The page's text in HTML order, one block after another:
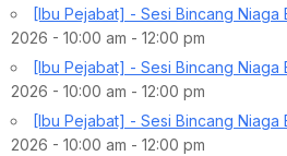
[Ibu Pejabat] - Sesi Bincang Niaga
2026 - 10:00 am - 12:00 pm
[Ibu Pejabat] - Sesi Bincang Niaga
2026 - 10:00 am - 12:00 pm
[Ibu Pejabat] - Sesi Bincang Niaga
2026 - 10:00 am - 12:00 pm